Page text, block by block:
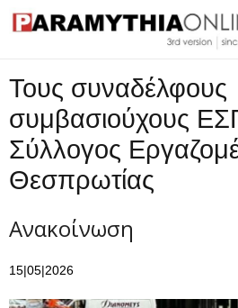
Τους συναδέλφους
συμβασιούχους
Σύλλογος
Θεσπρωτίας
Ανακοίνωση
15|05|2026